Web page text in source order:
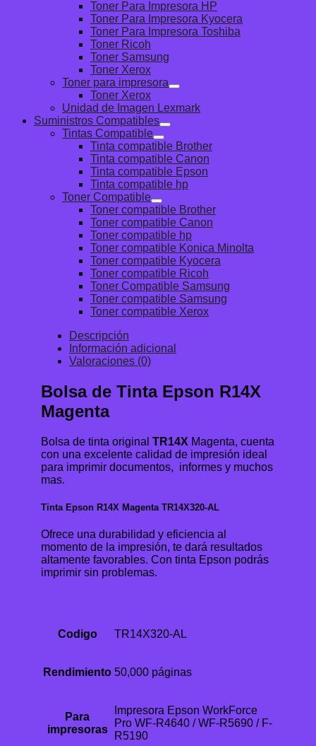
Toner Para Impresora HP
Toner Para Impresora Kyocera
Toner Para Impresora Toshiba
Toner Ricoh
Toner Samsung
Toner Xerox
Toner para impresora
Toner Xerox
Unidad de Imagen Lexmark
Suministros Compatibles
Tintas Compatible
Tinta compatible Brother
Tinta compatible Canon
Tinta compatible Epson
Tinta compatible hp
Toner Compatible
Toner compatible Brother
Toner compatible Canon
Toner compatible hp
Toner compatible Konica Minolta
Toner compatible Kyocera
Toner compatible Ricoh
Toner Compatible Samsung
Toner compatible Samsung
Toner compatible Xerox
Descripción
Información adicional
Valoraciones (0)
Bolsa de Tinta Epson R14X
Magenta
Bolsa de tinta original TR14X Magenta, cuenta
con una excelente calidad de impresión ideal
para imprimir documentos, informes y muchos
mas.
Tinta Epson R14X Magenta TR14X320-AL
Ofrece una durabilidad y eficiencia al
momento de la impresión, te dará resultados
altamente favorables. Con tinta Epson podrás
imprimir sin problemas.
Codigo TR14X320-AL
Rendimiento 50,000 páginas
Para
impresoras
Impresora Epson WorkForce
Pro WF-R4640 / WF-R5690 / F-
R5190